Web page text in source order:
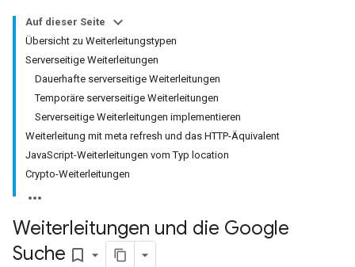
Auf dieser Seite
Übersicht zu Weiterleitungstypen
Serverseitige Weiterleitungen
Dauerhafte serverseitige Weiterleitungen
Temporäre serverseitige Weiterleitungen
Serverseitige Weiterleitungen implementieren
Weiterleitung mit meta refresh und das HTTP-Äquivalent
JavaScript-Weiterleitungen vom Typ location
Crypto-Weiterleitungen
Weiterleitungen und die Google
Suche bookmark_border